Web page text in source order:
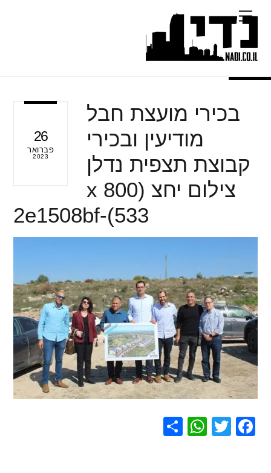
content
Menu
26
פברואר
2023
בכירי מועצת חבל
מודיעין ובכירי
קבוצת תצפית נדלן
צילום יחצ (800 x
533)-2e1508bf
F
T
W